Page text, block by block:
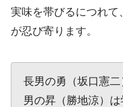
実味を帯びるにつれ
が忍び寄ります。
長男の勇（坂口憲
男の昇（勝地涼）